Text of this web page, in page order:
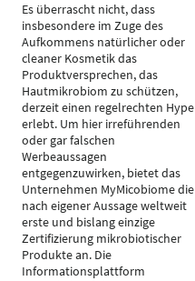
Es überrascht nicht, dass
insbesondere im Zuge des
Aufkommens natürlicher oder
cleaner Kosmetik das
Produktversprechen, das
Hautmikrobiom zu schützen,
derzeit einen regelrechten Hype
erlebt. Um hier irreführenden
oder gar falschen
Werbeaussagen
entgegenzuwirken, bietet das
Unternehmen MyMicobiome die
nach eigener Aussage weltweit
erste und bislang einzige
Zertifizierung mikrobiotischer
Produkte an. Die
Informationsplattform